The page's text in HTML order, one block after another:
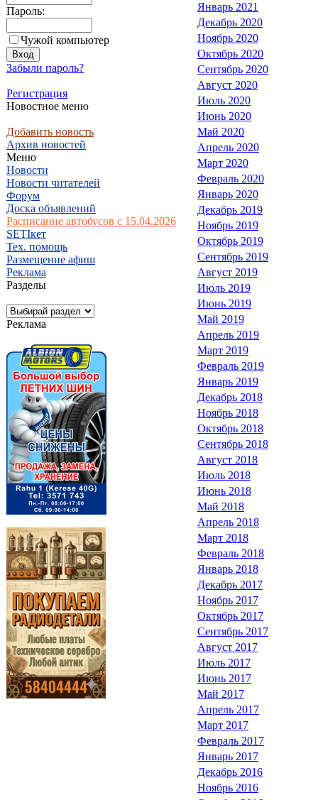
Пароль:
Чужой компьютер
Забыли пароль?
Регистрация
Новостное меню
Добавить новость
Архив новостей
Меню
Новости
Новости читателей
Форум
Доска объявлений
Расписание автобусов с 15.04.2026
SETIкет
Тех. помощь
Размещение афиш
Реклама
Разделы
Реклама
Январь 2021
Декабрь 2020
Ноябрь 2020
Октябрь 2020
Сентябрь 2020
Август 2020
Июль 2020
Июнь 2020
Май 2020
Апрель 2020
Март 2020
Февраль 2020
Январь 2020
Декабрь 2019
Ноябрь 2019
Октябрь 2019
Сентябрь 2019
Август 2019
Июль 2019
Июнь 2019
Май 2019
Апрель 2019
Март 2019
Февраль 2019
Январь 2019
Декабрь 2018
Ноябрь 2018
Октябрь 2018
Сентябрь 2018
Август 2018
Июль 2018
Июнь 2018
Май 2018
Апрель 2018
Март 2018
Февраль 2018
Январь 2018
Декабрь 2017
Ноябрь 2017
Октябрь 2017
Сентябрь 2017
Август 2017
Июль 2017
Июнь 2017
Май 2017
Апрель 2017
Март 2017
Февраль 2017
Январь 2017
Декабрь 2016
Ноябрь 2016